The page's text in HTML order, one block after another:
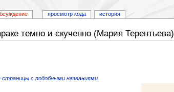
темно и скученно (Мария Терентьева)
страницы с подобными названиями.
просмотр кода история